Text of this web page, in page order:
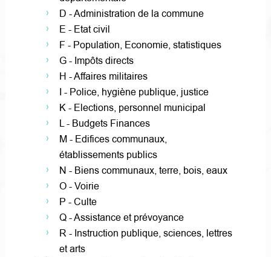
D - Administration de la commune
E - Etat civil
F - Population, Economie, statistiques
G - Impôts directs
H - Affaires militaires
I - Police, hygiène publique, justice
K - Elections, personnel municipal
L - Budgets Finances
M - Edifices communaux,
établissements publics
N - Biens communaux, terre, bois, eaux
O - Voirie
P - Culte
Q - Assistance et prévoyance
R - Instruction publique, sciences, lettres
et arts